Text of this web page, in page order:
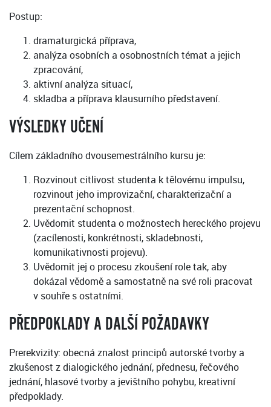
Postup:
dramaturgická příprava,
analýza osobních a osobnostních témat a jejich
zpracování,
aktivní analýza situací,
skladba a příprava klausurního představení.
VÝSLEDKY UČENÍ
Cílem základního dvousemestrálního kursu je:
Rozvinout citlivost studenta k tělovému impulsu,
rozvinout jeho improvizační, charakterizační a
prezentační schopnost.
Uvědomit studenta o možnostech hereckého projevu
(zacílenosti, konkrétnosti, skladebnosti,
komunikativnosti projevu).
Uvědomit jej o procesu zkoušení role tak, aby
dokázal vědomě a samostatně na své roli pracovat
v souhře s ostatními.
PŘEDPOKLADY A DALŠÍ POŽADAVKY
Prerekvizity: obecná znalost principů autorské tvorby a
zkušenost z dialogického jednání, přednesu, řečového
jednání, hlasové tvorby a jevištního pohybu, kreativní
předpoklady.